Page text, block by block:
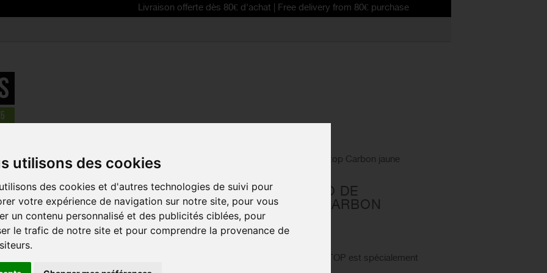
utilisons des cookies
des cookies et d'autres technologies de suivi pour
votre expérience de navigation sur notre site, pour vous
un contenu personnalisé et des publicités ciblées, pour
le trafic de notre site et pour comprendre la provenance de
Livraison offerte dès 80€ d'achat | Free delivery from 80€ purchase
gaines, patins de freins,plaquettes Patin CAMPAGNOLO de frein Swissstop Carbon jaune
EN PROMO !
PATIN CAMPAGNOLO DE
FREIN SWISSSTOP CARBON
JAUNE
Référence : RACEPRO JA
Ce patin CAMPAGNOLO SWISSSTOP est spécialement